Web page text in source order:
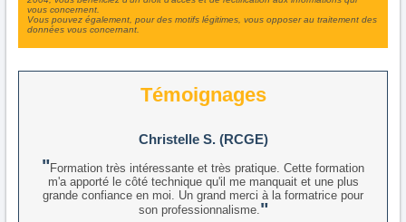
vous concernent.
Vous pouvez également, pour des motifs légitimes, vous opposer au traitement des
données vous concernant.
Témoignages
Christelle S. (RCGE)
Formation très intéressante et très pratique. Cette formation
m'a apporté le côté technique qu'il me manquait et une plus
grande confiance en moi. Un grand merci à la formatrice pour
son professionnalisme.